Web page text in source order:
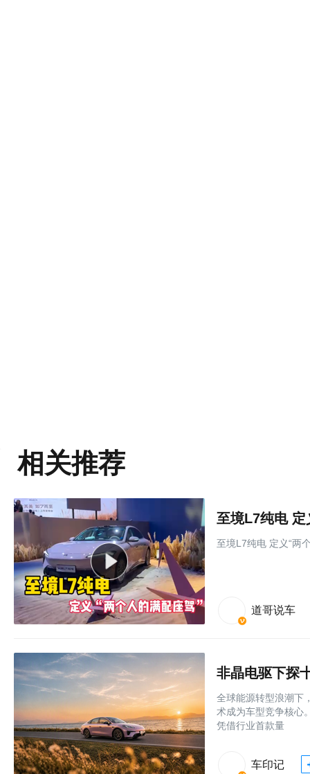
相关推荐
至境L7纯电 定
至境L7纯电 定义“两
道哥说车
非晶电驱下探
全球能源转型浪潮下
术成为车型竞争核心
凭借行业首款量
车印记